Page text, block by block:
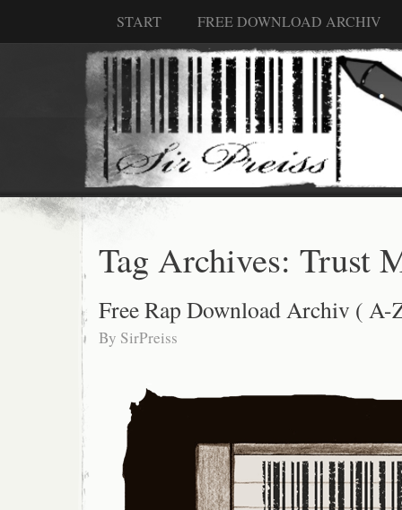
START FREE DOWNLOAD ARCHIV
Tag Archives: Trust
Free Rap Download Archiv ( A-
By SirPreiss